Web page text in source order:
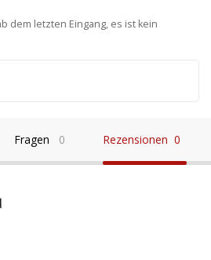
dem letzten Eingang, es ist kein
Fragen 0 Rezensionen 0